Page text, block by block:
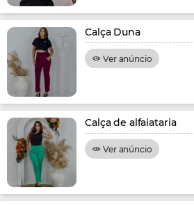
Calça Duna
Ver anúncio
Calça de alfaiataria
Ver anúncio